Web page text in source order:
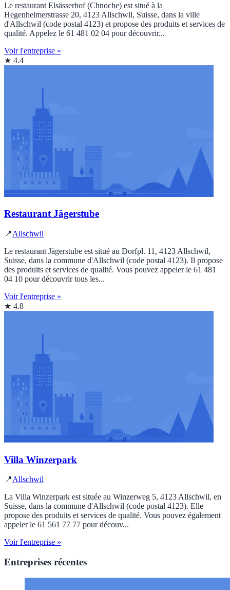
Le restaurant Elsässerhof (Chnoche) est situé à la
Hegenheimerstrasse 20, 4123 Allschwil, Suisse, dans la ville
d'Allschwil (code postal 4123) et propose des produits et services de
qualité. Appelez le 61 481 02 04 pour découvrir...
Voir l'entreprise »
★ 4.4
Restaurant Jägerstube
📍Allschwil
Le restaurant Jägerstube est situé au Dorfpl. 11, 4123 Allschwil,
Suisse, dans la commune d'Allschwil (code postal 4123). Il propose
des produits et services de qualité. Vous pouvez appeler le 61 481
04 10 pour découvrir tous les...
Voir l'entreprise »
★ 4.8
Villa Winzerpark
📍Allschwil
La Villa Winzerpark est située au Winzerweg 5, 4123 Allschwil, en
Suisse, dans la commune d'Allschwil (code postal 4123). Elle
propose des produits et services de qualité. Vous pouvez également
appeler le 61 561 77 77 pour découv...
Voir l'entreprise »
Entreprises récentes